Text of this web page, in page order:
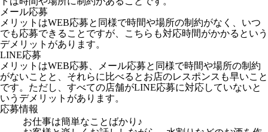
メール応募
メリットはWEB応募と同様で時間や場所の制約がなく、いつ
でも応募できることですが、こちらも対応時間がかかるという
デメリットがあります。
LINE応募
メリットはWEB応募、メール応募と同様で時間や場所の制約
がないことと、それらに比べるとお店のレスポンスも早いこと
です。ただし、すべての店舗がLINE応募に対応していないと
いうデメリットがあります。
応募情報
お仕事は簡単なことばかり♪